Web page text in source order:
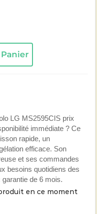
LG MS2595CIS prix
immédiate ? Ce
rapide, un
efficace. Son
et ses commandes
besoins quotidiens des
de 6 mois.
en ce moment